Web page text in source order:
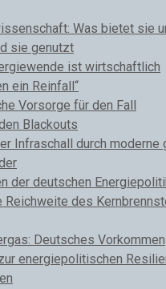
Was bietet sie
sie genutzt
ist wirtschaftlich
ein Reinfall“
Vorsorge für den Fall
Blackouts
Infraschall durch moderne
der deutschen
Reichweite des
Deutsches Vorkommen
energiepolitischen